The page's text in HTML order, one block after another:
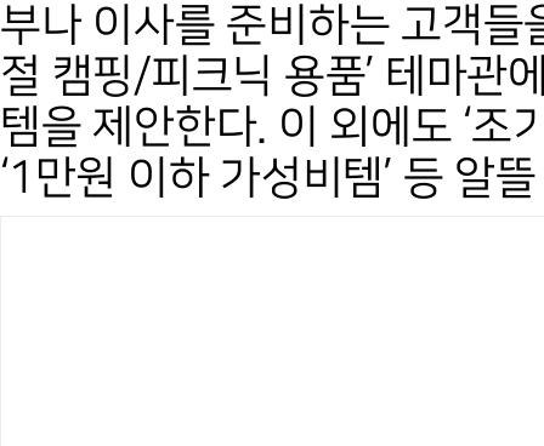
부나 이사를 준비하는 고객들
절 캠핑/피크닉 용품’ 테마관
템을 제안한다. 이 외에도 ‘조
‘1만원 이하 가성비템’ 등 알